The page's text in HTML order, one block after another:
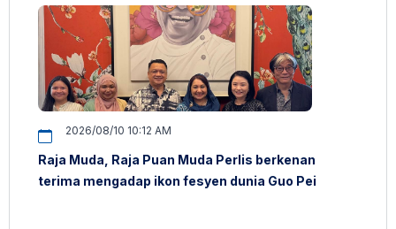
2026/08/10 10:12 AM
Raja Muda, Raja Puan Muda Perlis berkenan
terima mengadap ikon fesyen dunia Guo Pei